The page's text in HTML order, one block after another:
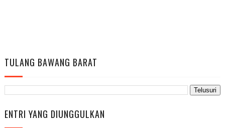
TULANG BAWANG BARAT
ENTRI YANG DIUNGGULKAN